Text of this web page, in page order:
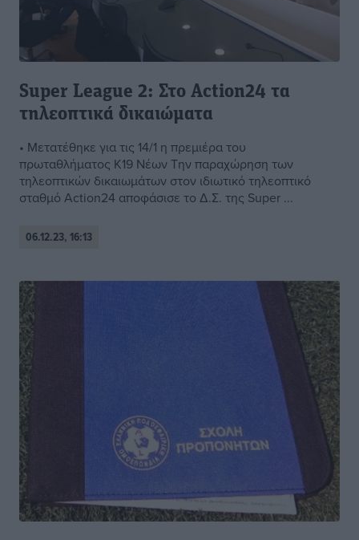
Super League 2: Στο Action24 τα
τηλεοπτικά δικαιώματα
• Μετατέθηκε για τις 14/1 η πρεμιέρα του
πρωταθλήματος Κ19 Νέων Την παραχώρηση των
τηλεοπτικών δικαιωμάτων στον ιδιωτικό τηλεοπτικό
σταθμό Action24 αποφάσισε το Δ.Σ. της Super ...
06.12.23, 16:13